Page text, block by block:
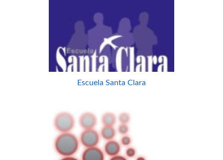
Escuela Santa Clara